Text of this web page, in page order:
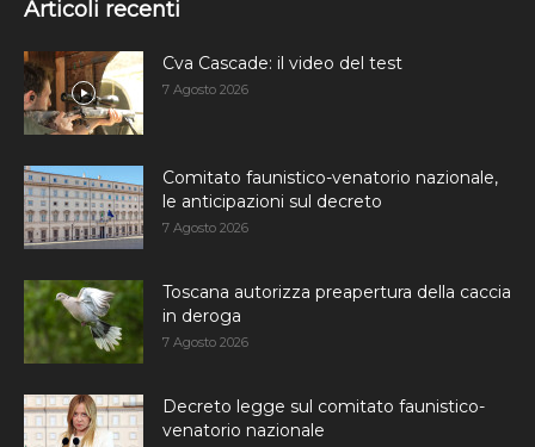
Articoli recenti
Cva Cascade: il video del test
7 Agosto 2026
Comitato faunistico-venatorio nazionale,
le anticipazioni sul decreto
7 Agosto 2026
Toscana autorizza preapertura della caccia
in deroga
7 Agosto 2026
Decreto legge sul comitato faunistico-
venatorio nazionale